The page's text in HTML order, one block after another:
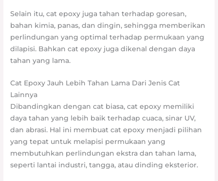
Selain itu, cat epoxy juga tahan terhadap goresan,
bahan kimia, panas, dan dingin, sehingga memberikan
perlindungan yang optimal terhadap permukaan yang
dilapisi. Bahkan cat epoxy juga dikenal dengan daya
tahan yang lama.
Cat Epoxy Jauh Lebih Tahan Lama Dari Jenis Cat
Lainnya
Dibandingkan dengan cat biasa, cat epoxy memiliki
daya tahan yang lebih baik terhadap cuaca, sinar UV,
dan abrasi. Hal ini membuat cat epoxy menjadi pilihan
yang tepat untuk melapisi permukaan yang
membutuhkan perlindungan ekstra dan tahan lama,
seperti lantai industri, tangga, atau dinding eksterior.